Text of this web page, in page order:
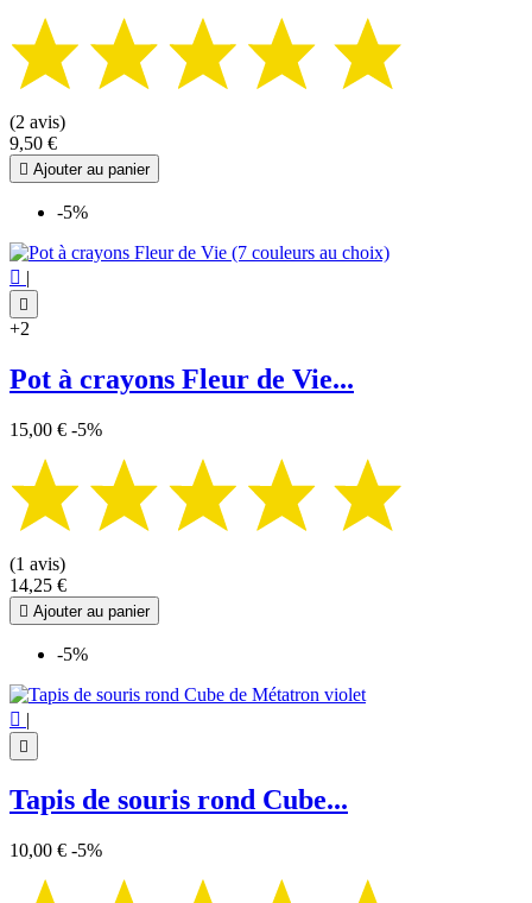
(2 avis)
9,50 €
 Ajouter au panier
-5%
 |

+2
Pot à crayons Fleur de Vie...
15,00 € -5%
(1 avis)
14,25 €
 Ajouter au panier
-5%
 |

Tapis de souris rond Cube...
10,00 € -5%